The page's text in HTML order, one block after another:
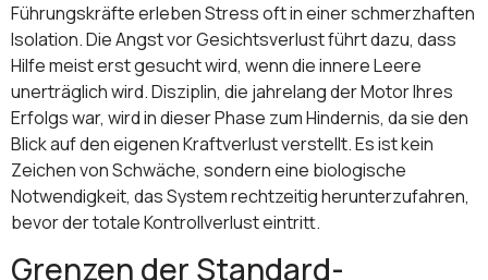
Führungskräfte erleben Stress oft in einer schmerzhaften
Isolation. Die Angst vor Gesichtsverlust führt dazu, dass
Hilfe meist erst gesucht wird, wenn die innere Leere
unerträglich wird. Disziplin, die jahrelang der Motor Ihres
Erfolgs war, wird in dieser Phase zum Hindernis, da sie den
Blick auf den eigenen Kraftverlust verstellt. Es ist kein
Zeichen von Schwäche, sondern eine biologische
Notwendigkeit, das System rechtzeitig herunterzufahren,
bevor der totale Kontrollverlust eintritt.
Grenzen der Standard-